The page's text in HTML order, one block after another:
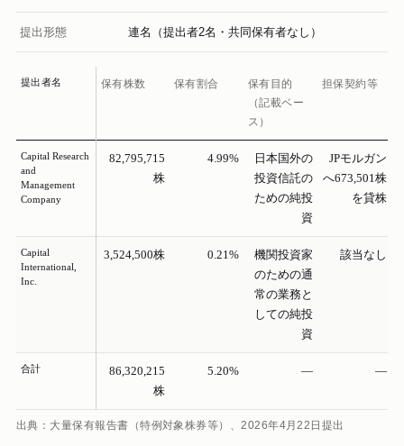
提出形態 連名（提出者2名・共同保有者なし）
提出者名 保有株数 保有割合
保有目的
（記載ベー
ス）
担保契約等
Capital Research
and
Management
Company
82,795,715
株
4.99%
日本国外の
投資信託の
ための純投
資
JPモルガン
へ673,501株
を貸株
Capital
International,
Inc.
3,524,500株 0.21%
機関投資家
のための通
常の業務と
しての純投
資
該当なし
合計
86,320,215
株
5.20% — —
出典：大量保有報告書（特例対象株券等）、2026年4月22日提出